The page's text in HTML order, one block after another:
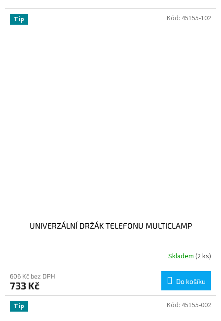
Tip
UNIVERZÁLNÍ DRŽÁK TELEFONU MULTICLAMP
Skladem (2 ks)
606 Kč bez DPH
733 Kč Do košíku
Kód: 45155-102
Tip Kód: 45155-002